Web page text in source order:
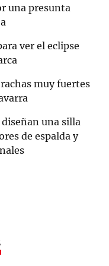
una presunta
ver el eclipse
muy fuertes
una silla
de espalda y